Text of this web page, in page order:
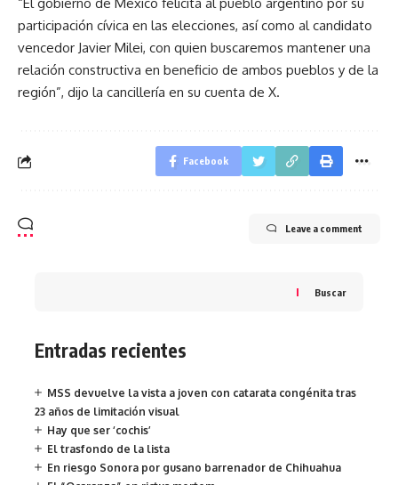
participación cívica en las elecciones, así como al candidato
vencedor Javier Milei, con quien buscaremos mantener una
relación constructiva en beneficio de ambos pueblos y de la
región”, dijo la cancillería en su cuenta de X.
Facebook
Leave a comment
Buscar
Entradas recientes
MSS devuelve la vista a joven con catarata congénita tras
23 años de limitación visual
Hay que ser ‘cochis’
El trasfondo de la lista
En riesgo Sonora por gusano barrenador de Chihuahua